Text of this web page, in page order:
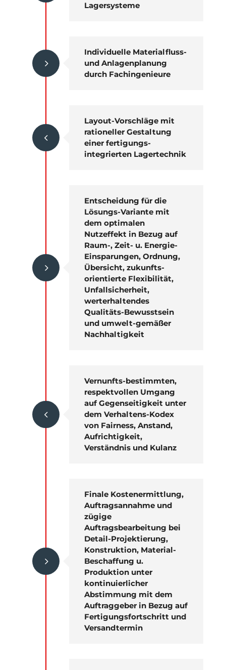
Lagersysteme
5
Individuelle Materialfluss-
und Anlagenplanung
durch Fachingenieure
4
Layout-Vorschläge mit
rationeller Gestaltung
einer fertigungs-
integrierten Lagertechnik
5
Entscheidung für die
Lösungs-Variante mit
dem optimalen
Nutzeffekt in Bezug auf
Raum-, Zeit- u. Energie-
Einsparungen, Ordnung,
Übersicht, zukunfts-
orientierte Flexibilität,
Unfallsicherheit,
werterhaltendes
Qualitäts-Bewusstsein
und umwelt-gemäßer
Nachhaltigkeit
4
Vernunfts-bestimmten,
respektvollen Umgang
auf Gegenseitigkeit unter
dem Verhaltens-Kodex
von Fairness, Anstand,
Aufrichtigkeit,
Verständnis und Kulanz
5
Finale Kostenermittlung,
Auftragsannahme und
zügige
Auftragsbearbeitung bei
Detail-Projektierung,
Konstruktion, Material-
Beschaffung u.
Produktion unter
kontinuierlicher
Abstimmung mit dem
Auftraggeber in Bezug auf
Fertigungsfortschritt und
Versandtermin